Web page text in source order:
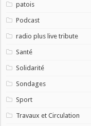
patois
Podcast
radio plus live tribute
Santé
Solidarité
Sondages
Sport
Travaux et Circulation